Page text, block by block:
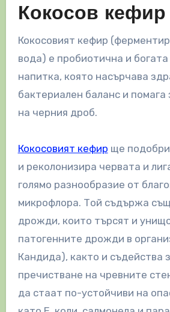
Кокосов кефир
Кокосовият кефир
вода) е пробиотична и
напитка, която насърчава
бактериален баланс и помага
на черния дроб.
Кокосовият кефир ще
и реколонизира червата и
голямо разнообразие от
микрофлора. Той съдържа
дрожди, които търсят и
патогенните дрожди в
Кандида), както и съдейства
пречистване на чревните
да стаат по-устойчиви на